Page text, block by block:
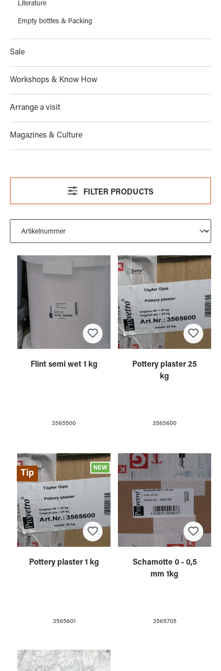
Literature
Empty bottles & Packing
Sale
Workshops & Know How
Arrange a visit
Magazines & Culture
FILTER PRODUCTS
Flint semi wet 1 kg
3565500
Pottery plaster 25
kg
3565600
NEW
Tip
Pottery plaster 1 kg
3565601
Schamotte 0 - 0,5
mm 1kg
3565705